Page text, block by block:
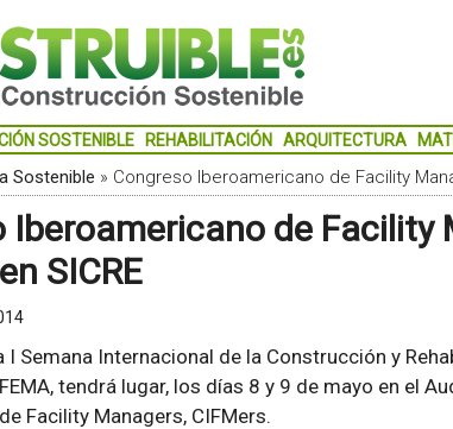
SOSTENIBLE REHABILITACIÓN ARQUITECTURA
Sostenible » Congreso Iberoamericano de Facility
Iberoamericano de Facility
SICRE
I Semana Internacional de la Construcción y
tendrá lugar, los días 8 y 9 de mayo en el
Facility Managers, CIFMers.